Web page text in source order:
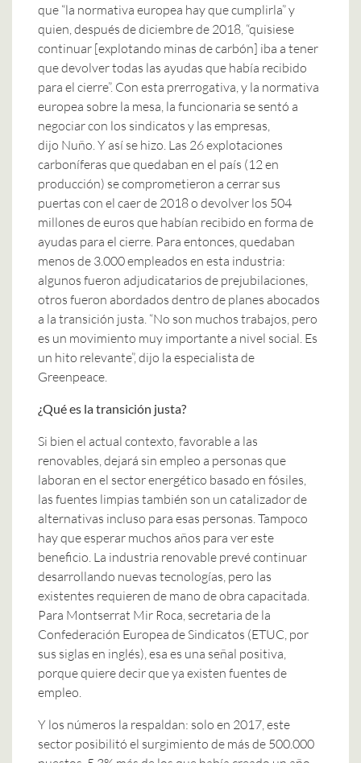
que “la normativa europea hay que cumplirla” y
quien, después de diciembre de 2018, “quisiese
continuar [explotando minas de carbón] iba a tener
que devolver todas las ayudas que había recibido
para el cierre”. Con esta prerrogativa, y la normativa
europea sobre la mesa, la funcionaria se sentó a
negociar con los sindicatos y las empresas,
dijo Nuño. Y así se hizo. Las 26 explotaciones
carboníferas que quedaban en el país (12 en
producción) se comprometieron a cerrar sus
puertas con el caer de 2018 o devolver los 504
millones de euros que habían recibido en forma de
ayudas para el cierre. Para entonces, quedaban
menos de 3.000 empleados en esta industria:
algunos fueron adjudicatarios de prejubilaciones,
otros fueron abordados dentro de planes abocados
a la transición justa. “No son muchos trabajos, pero
es un movimiento muy importante a nivel social. Es
un hito relevante”, dijo la especialista de
Greenpeace.
¿Qué es la transición justa?
Si bien el actual contexto, favorable a las
renovables, dejará sin empleo a personas que
laboran en el sector energético basado en fósiles,
las fuentes limpias también son un catalizador de
alternativas incluso para esas personas. Tampoco
hay que esperar muchos años para ver este
beneficio. La industria renovable prevé continuar
desarrollando nuevas tecnologías, pero las
existentes requieren de mano de obra capacitada.
Para Montserrat Mir Roca, secretaria de la
Confederación Europea de Sindicatos (ETUC, por
sus siglas en inglés), esa es una señal positiva,
porque quiere decir que ya existen fuentes de
empleo.
Y los números la respaldan: solo en 2017, este
sector posibilitó el surgimiento de más de 500.000